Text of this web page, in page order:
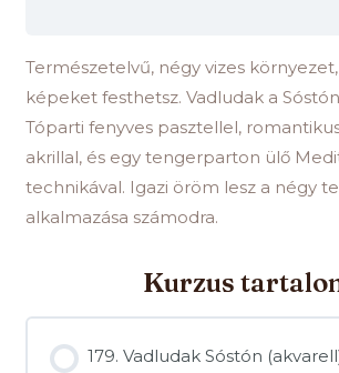
Természetelvű, négy vizes
képeket festhetsz. Vadludak a
Tóparti fenyves pasztellel,
akrillal, és egy tengerparton ülő
technikával. Igazi öröm lesz a négy
alkalmazása számodra.
Kurzus
179. Vadludak Sóstón